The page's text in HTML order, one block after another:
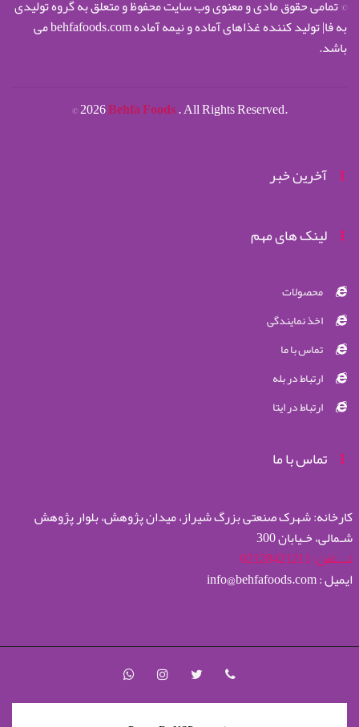
© تمامی حقوق مادی و معنوی وب سایت محفوظ و متعلق به گروه تولیدی
به فا| تولید کننده غذاهای آماده و نیمه آماده behfafoods.com می
باشد.
©2026Behfa Foods. All Rights Reserved.
آخرین خبر
لینک های مهم
محصولات
اخذ نمایندگی
تماس با ما
ارتباط در بله
ارتباط در ایتا
تماس با ما
کارخانه: شهرک صنعتی بزرگ شیراز، میدان پژوهش، بلوار پژوهش
شـمالی، خـیابان 300
تــــلفن: 02128421211
ایمیل : info@behfafoods.com